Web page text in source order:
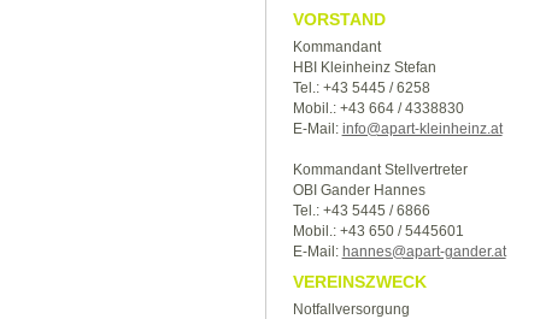
VORSTAND
Kommandant
HBI Kleinheinz Stefan
Tel.: +43 5445 / 6258
Mobil.: +43 664 / 4338830
E-Mail: info@apart-kleinheinz.at
Kommandant Stellvertreter
OBI Gander Hannes
Tel.: +43 5445 / 6866
Mobil.: +43 650 / 5445601
E-Mail: hannes@apart-gander.at
VEREINSZWECK
Notfallversorgung